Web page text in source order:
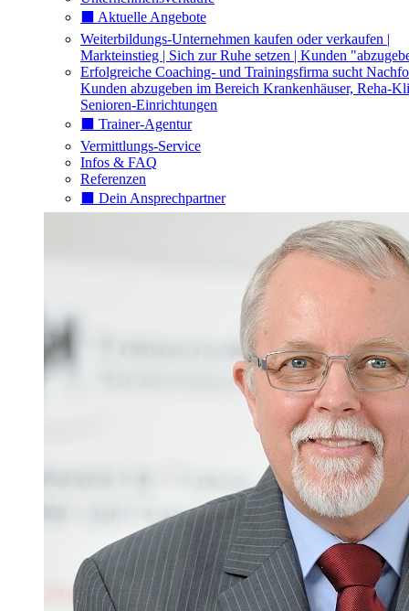
⬛️ Aktuelle Angebote
Weiterbildungs-Unternehmen kaufen oder verkaufen |
Markteinstieg | Sich zur Ruhe setzen | Kunden
Erfolgreiche Coaching- und Trainingsfirma sucht
Kunden abzugeben im Bereich Krankenhäuser, Reha-
Senioren-Einrichtungen
⬛️ Trainer-Agentur
Vermittlungs-Service
Infos & FAQ
Referenzen
⬛️ Dein Ansprechpartner